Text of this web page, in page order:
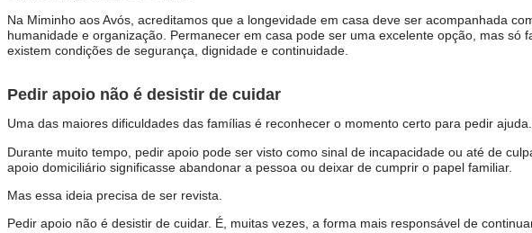
Na Miminho aos Avós, acreditamos que a longevidade em casa deve ser acompanhada
humanidade e organização. Permanecer em casa pode ser uma excelente opção, mas só
existem condições de segurança, dignidade e continuidade.
Pedir apoio não é desistir de cuidar
Uma das maiores dificuldades das famílias é reconhecer o momento certo para pedir ajuda.
Durante muito tempo, pedir apoio pode ser visto como sinal de incapacidade ou até de
apoio domiciliário significasse abandonar a pessoa ou deixar de cumprir o papel familiar.
Mas essa ideia precisa de ser revista.
Pedir apoio não é desistir de cuidar. É, muitas vezes, a forma mais responsável de